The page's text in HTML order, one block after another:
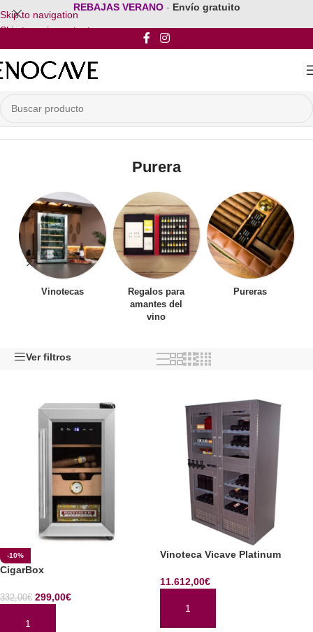
Skip to navigation
Skip to main content
REBAJAS VERANO - Envío gratuito
Inicio/Tabaco y Puros/Purera
Purera
Vinotecas
Regalos para
amantes del
vino
Pureras
Ver filtros
-10%
CigarBox
332,00€ 299,00€
AÑADIR AL CARRITO
Vinoteca Vicave Platinum
11.612,00€
AÑADIR AL CARRITO